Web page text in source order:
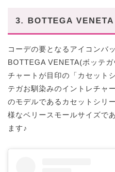
3. BOTTEGA VENETA
コーデの要となるアイコンバ
BOTTEGA VENETA(ボッテ
チャートが目印の「カセット
テガお馴染みのイントレチャ
のモデルであるカセットシリ
様なベリースモールサイズで
ます♪